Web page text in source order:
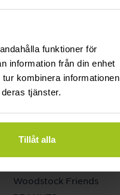
funktioner för
information från din enhet
kombinera informationen
tjänster.
Tillåt alla
Woodstock Friends